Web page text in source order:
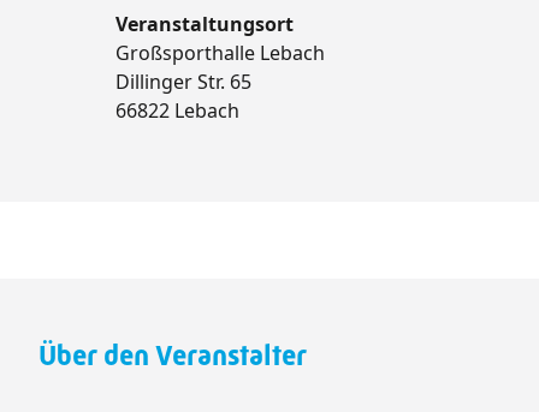
Veranstaltungsort
Großsporthalle Lebach
Dillinger Str. 65
66822 Lebach
Über den Veranstalter